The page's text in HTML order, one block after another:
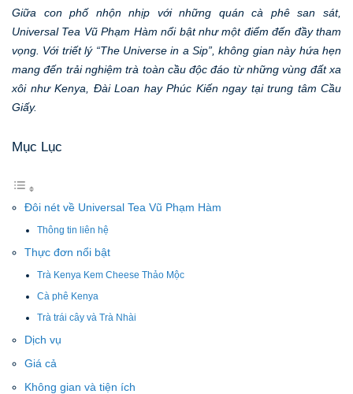
Giữa con phố nhộn nhịp với những quán cà phê san sát,
Universal Tea Vũ Phạm Hàm nổi bật như một điểm đến đầy tham
vọng. Với triết lý “The Universe in a Sip”, không gian này hứa hẹn
mang đến trải nghiệm trà toàn cầu độc đáo từ những vùng đất xa
xôi như Kenya, Đài Loan hay Phúc Kiến ngay tại trung tâm Cầu
Giấy.
Mục Lục
Đôi nét về Universal Tea Vũ Phạm Hàm
Thông tin liên hệ
Thực đơn nổi bật
Trà Kenya Kem Cheese Thảo Mộc
Cà phê Kenya
Trà trái cây và Trà Nhài
Dịch vụ
Giá cả
Không gian và tiện ích